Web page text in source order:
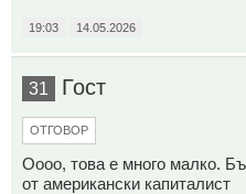
19:03 14.05.2026
31 Гост
ОТГОВОР
Оооо, това е много малко.
от американски капиталист